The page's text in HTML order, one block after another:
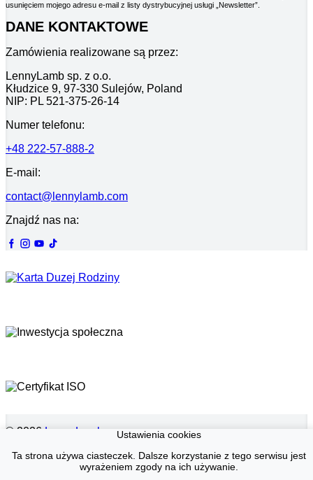
usunięciem mojego adresu e-mail z listy dystrybucyjnej usługi „Newsletter”.
DANE KONTAKTOWE
Zamówienia realizowane są przez:
LennyLamb sp. z o.o.
Kłudzice 9, 97-330 Sulejów, Poland
NIP: PL 521-375-26-14
Numer telefonu:
+48 222-57-888-2
E-mail:
contact@lennylamb.com
Znajdź nas na:
© 2026 LennyLamb sp. z o.o.
Oferta hurtowa
Ustawienia cookies
Ta strona używa ciasteczek. Dalsze korzystanie z tego serwisu jest
wyrażeniem zgody na ich używanie.